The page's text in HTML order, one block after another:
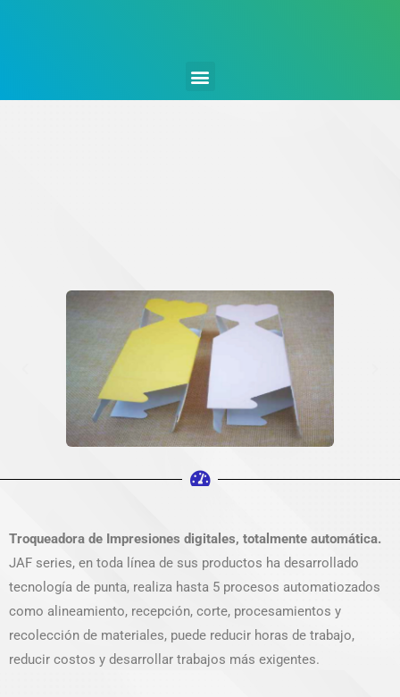
Troqueadora de Impresiones digitales, totalmente automática.
JAF series, en toda línea de sus productos ha desarrollado
tecnología de punta, realiza hasta 5 procesos automatiozados
como alineamiento, recepción, corte, procesamientos y
recolección de materiales, puede reducir horas de trabajo,
reducir costos y desarrollar trabajos más exigentes.